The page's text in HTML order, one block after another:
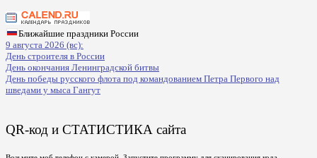
Ближайшие праздники России
9 августа 2026 (вс):
День строителя в России
День окончания Ленинградской битвы
День победы русского флота под командованием Петра Первого над
шведами у мыса Гангут
QR-код и СТАТИСТИКА сайта